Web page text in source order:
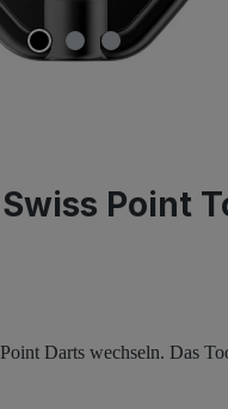
Point
Darts wechseln. Das